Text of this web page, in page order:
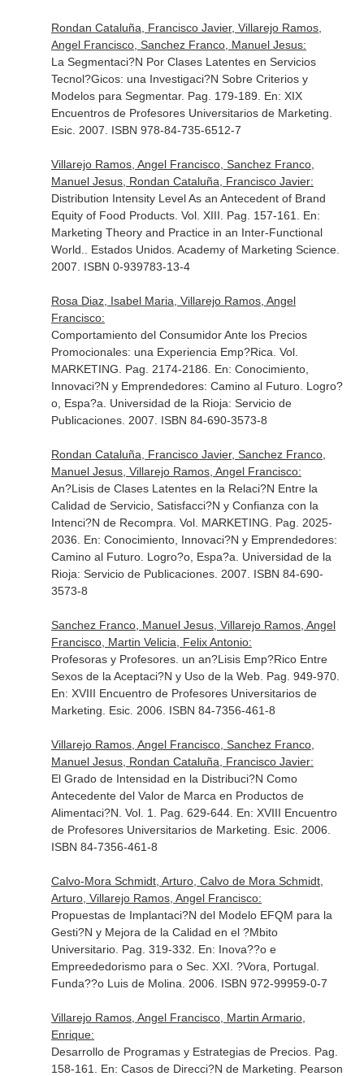
Rondan Cataluña, Francisco Javier, Villarejo Ramos,
Angel Francisco, Sanchez Franco, Manuel Jesus:
La Segmentaci?N Por Clases Latentes en Servicios
Tecnol?Gicos: una Investigaci?N Sobre Criterios y
Modelos para Segmentar. Pag. 179-189. En: XIX
Encuentros de Profesores Universitarios de Marketing
Esic. 2007. ISBN 978-84-735-6512-7
Villarejo Ramos, Angel Francisco, Sanchez Franco,
Manuel Jesus, Rondan Cataluña, Francisco Javier:
Distribution Intensity Level As an Antecedent of Brand
Equity of Food Products. Vol. XIII. Pag. 157-161. En:
Marketing Theory and Practice in an Inter-Functional
World.
. Estados Unidos. Academy of Marketing Science.
2007. ISBN 0-939783-13-4
Rosa Diaz, Isabel Maria, Villarejo Ramos, Angel
Francisco:
Comportamiento del Consumidor Ante los Precios
Promocionales: una Experiencia Emp?Rica. Vol.
MARKETING. Pag. 2174-2186. En: Conocimiento,
Innovaci?N y Emprendedores: Camino al Futuro. Logro?
o, Espa?a. Universidad de la Rioja: Servicio de
Publicaciones. 2007. ISBN 84-690-3573-8
Rondan Cataluña, Francisco Javier, Sanchez Franco,
Manuel Jesus, Villarejo Ramos, Angel Francisco:
An?Lisis de Clases Latentes en la Relaci?N Entre la
Calidad de Servicio, Satisfacci?N y Confianza con la
Intenci?N de Recompra. Vol. MARKETING. Pag. 2025-
2036. En: Conocimiento, Innovaci?N y Emprendedores:
Camino al Futuro. Logro?o, Espa?a. Universidad de la
Rioja: Servicio de Publicaciones. 2007. ISBN 84-690-
3573-8
Sanchez Franco, Manuel Jesus, Villarejo Ramos, Angel
Francisco, Martin Velicia, Felix Antonio:
Profesoras y Profesores. un an?Lisis Emp?Rico Entre
Sexos de la Aceptaci?N y Uso de la Web. Pag. 949-970.
En: XVIII Encuentro de Profesores Universitarios de
Marketing . Esic. 2006. ISBN 84-7356-461-8
Villarejo Ramos, Angel Francisco, Sanchez Franco,
Manuel Jesus, Rondan Cataluña, Francisco Javier:
El Grado de Intensidad en la Distribuci?N Como
Antecedente del Valor de Marca en Productos de
Alimentaci?N. Vol. 1. Pag. 629-644. En: XVIII Encuentro
de Profesores Universitarios de Marketing . Esic. 2006.
ISBN 84-7356-461-8
Calvo-Mora Schmidt, Arturo, Calvo de Mora Schmidt,
Arturo, Villarejo Ramos, Angel Francisco:
Propuestas de Implantaci?N del Modelo EFQM para la
Gesti?N y Mejora de la Calidad en el ?Mbito
Universitario. Pag. 319-332. En: Inova??o e
Empreededorismo para o Sec. XXI . ?Vora, Portugal.
Funda??o Luis de Molina. 2006. ISBN 972-99959-0-7
Villarejo Ramos, Angel Francisco, Martin Armario,
Enrique:
Desarrollo de Programas y Estrategias de Precios. Pag.
158-161. En: Casos de Direcci?N de Marketing . Pearson